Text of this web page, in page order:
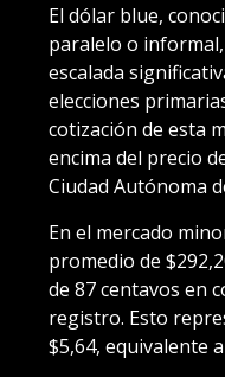
El dólar blue,
paralelo o
escalada
elecciones
cotización de esta
encima del precio
Ciudad Autónoma
En el mercado
promedio de
de 87 centavos en
registro. Esto
$5,64, equivalente